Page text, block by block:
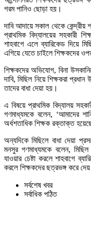
গরম পানিও ছোড়া হয়।
দাবি আদায়ে সকাল থেকে কেন্দ্রীয়
প্রাথমিক বিদ্যালয়ের সহকারী
শাহবাগে এলে ব্যারিকেড দিয়ে
এগিয়ে যেতে চাইলে শিক্ষকদের
শিক্ষকদের অভিযোগ, বিনা
দাবি, মিছিল নিয়ে শিক্ষকরা
তাদের বাধা দেয়া হয়।
এ বিষয়ে প্রাথমিক বিদ্যালয়
গণমাধ্যমকে বলেন, ‘আমাদের
অর্ধশতাধিক শিক্ষক রক্তাক্ত
অন্যদিকে মিছিলে বাধা দেয়া
মনসুর গণমাধ্যমকে বলেন, মিছিল
যাওয়ার চেষ্টা করলে শাহবাগে
করলে শিক্ষকদের ছত্রভঙ্গ করে
সর্বশেষ খবর
সর্বাধিক পঠিত